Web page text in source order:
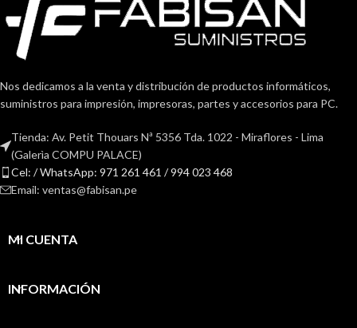
Nos dedicamos a la venta y distribución de productos informáticos,
suministros para impresión, impresoras, partes y accesorios para PC.
Tienda: Av. Petit Thouars Nª 5356 Tda. 1022 - Miraflores - Lima
(Galerìa COMPU PALACE)
Cel: / WhatsApp: 971 261 461 / 994 023 468
Email: ventas@fabisan.pe
MI CUENTA
INFORMACIÓN